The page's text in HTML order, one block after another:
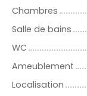
Chambres
Salle de bains
WC
Ameublement
Localisation